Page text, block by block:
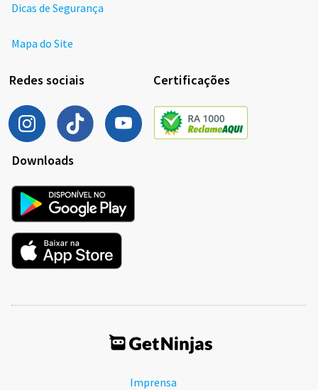
Dicas de Segurança
Mapa do Site
Redes sociais Certificações
Downloads
Imprensa